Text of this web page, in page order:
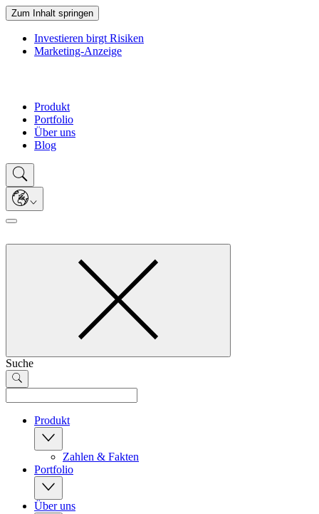
Zum Inhalt springen
Investieren birgt Risiken
Marketing-Anzeige
Produkt
Portfolio
Über uns
Blog
Suche
Produkt
Zahlen & Fakten
Portfolio
Über uns